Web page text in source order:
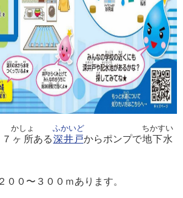
ヶ所
かしょ
ある深井戸
ふかいど
からポンプで地下水
ちかすい
００〜３００ｍあります。